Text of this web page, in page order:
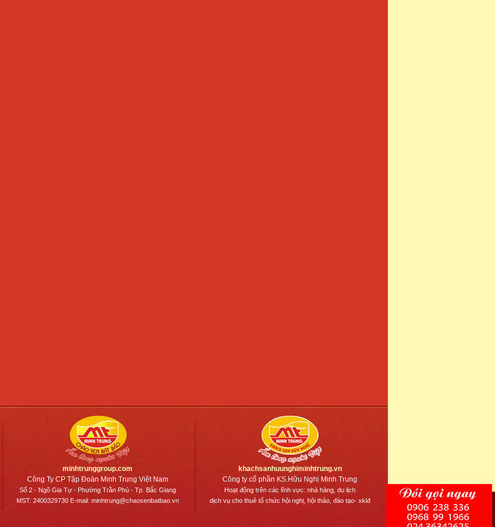
minhtrunggroup.com
Công Ty CP Tập Đoàn Minh Trung Việt Nam
Số 2 - Ngô Gia Tự - Phường Trần Phú - Tp. Bắc Giang
MST: 2400329730 E-mail: minhtrung@chaosenbatbao.vn
khachsanhuunghiminhtrung.vn
Công ty cổ phần KS.Hữu Nghị Minh Trung
Hoạt động trên các lĩnh vực: nhà hàng, du lịch
dịch vụ cho thuê tổ chức hội nghị, hội thảo, đào tạo- xklđ